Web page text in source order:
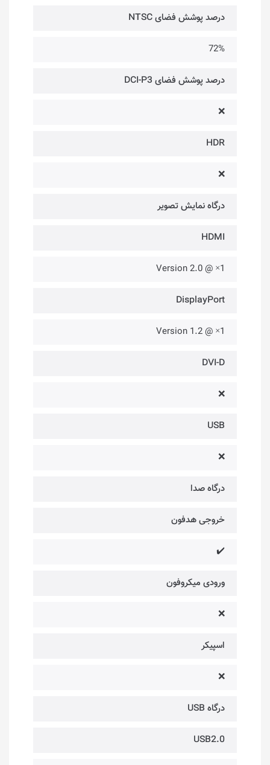
درصد پوشش فضای NTSC
72%
درصد پوشش فضای DCI-P3
❌
HDR
❌
درگاه‌ نمایش تصویر
HDMI
1× @ Version 2.0
DisplayPort
1× @ Version 1.2
DVI-D
❌
USB
❌
درگاه صدا
خروجی هدفون
✔️
ورودی میکروفون
❌
اسپیکر
❌
درگاه USB
USB2.0